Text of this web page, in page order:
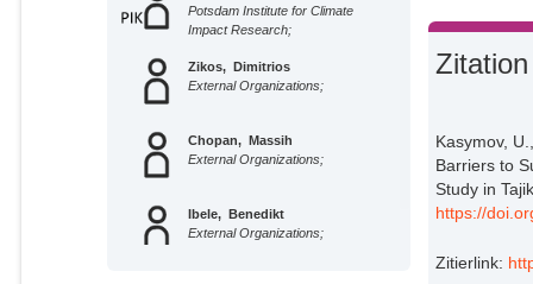
Potsdam Institute for Climate
Impact Research;
Zikos, Dimitrios
External Organizations;
Chopan, Massih
External Organizations;
Ibele, Benedikt
External Organizations;
Zitation
Kasymov,
Barriers to
Study in
https://
Zitierlink: